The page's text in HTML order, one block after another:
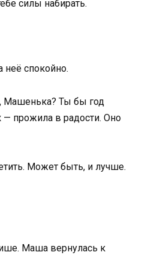
силы набирать.
неё спокойно.
Машенька? Ты бы год
— прожила в радости. Оно
Может быть, и лучше.
Маша вернулась к